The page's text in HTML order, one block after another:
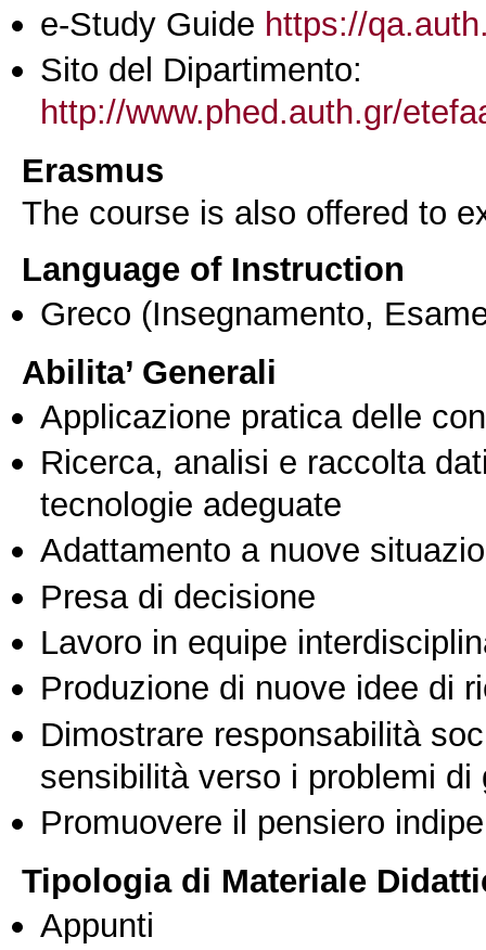
e-Study Guide https://
Sito del Dipartimento:
http://www.phed.auth.gr/
Erasmus
The course is also offered to
Language of Instruction
Greco (Insegnamento,
Abilita’ Generali
Applicazione pratica delle
Ricerca, analisi e raccolta
tecnologie adeguate
Adattamento a nuove
Presa di decisione
Lavoro in equipe
Produzione di nuove idee di
Dimostrare responsabilità
sensibilità verso i problemi di
Promuovere il pensiero
Tipologia di Materiale
Appunti